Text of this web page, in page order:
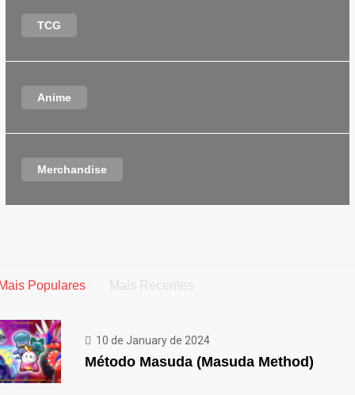
TCG
Anime
Merchandise
Populares Mais Recentes
10 de January de 2024
Método Masuda (Masuda Method)